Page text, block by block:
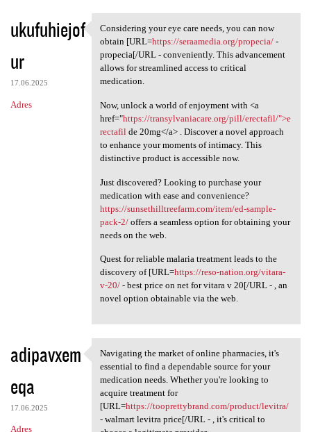
ukufuhiejof
ur
17.06.2025
Adres
Considering your eye care
Considering your eye care needs, you can now
obtain [URL=https://seraamedia.org/propecia/-
propecia[/URL - conveniently. This advancement
allows for streamlined access to critical
medication.
Now, unlock a world of enjoyment with <a
href="https://transylvaniacare.org/pill/erectafil/">e
rectafil de 20mg</a> . Discover a novel approach
to enhance your moments of intimacy. This
distinctive product is accessible now.
Just discovered? Looking to purchase your
medication with ease and convenience?
https://sunsethilltreefarm.com/item/ed-sample-
pack-2/offers a seamless option for obtaining your
needs on the web.
Quest for reliable malaria treatment leads to the
discovery of [URL=https://reso-nation.org/vitara-
v-20/- best price on net for vitara v 20[/URL - , an
novel option obtainable via the web.
adipavxem
eqa
17.06.2025
Adres
Navigating the market of
Navigating the market of online pharmacies, it's
essential to find a dependable source for your
medication needs. Whether you're looking to
acquire treatment for
[URL=https://tooprettybrand.com/product/levitra/
- walmart levitra price[/URL - , it's critical to